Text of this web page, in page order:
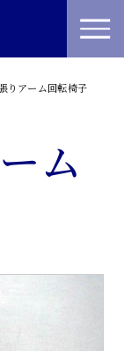
りアーム回転椅子
ム